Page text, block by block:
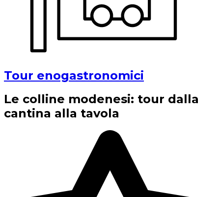
Tour enogastronomici
Le colline modenesi: tour dalla
cantina alla tavola